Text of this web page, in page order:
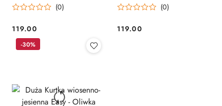
(0)
Cena:
119.00
(0)
Cena:
119.00
-30%